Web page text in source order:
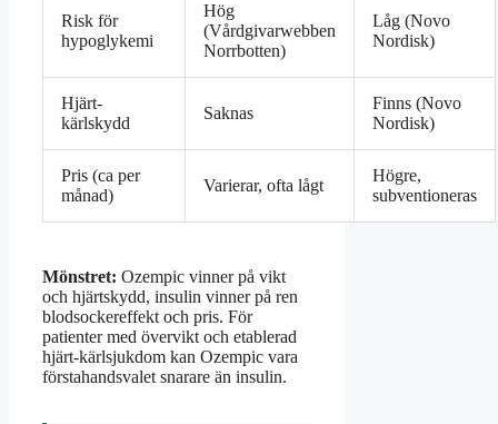
Risk för
hypoglykemi
Hög
(Vårdgivarwebben
Norrbotten)
Låg (Novo
Nordisk)
Hjärt-
kärlskydd
Saknas
Finns (Novo
Nordisk)
Pris (ca per
månad)
Varierar, ofta lågt
Högre,
subventioneras
Mönstret: Ozempic vinner på vikt
och hjärtskydd, insulin vinner på ren
blodsockereffekt och pris. För
patienter med övervikt och etablerad
hjärt-kärlsjukdom kan Ozempic vara
förstahandsvalet snarare än insulin.